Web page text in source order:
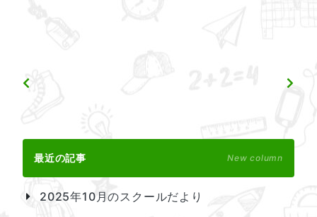
最近の記事 New column
2025年10月のスクールだより